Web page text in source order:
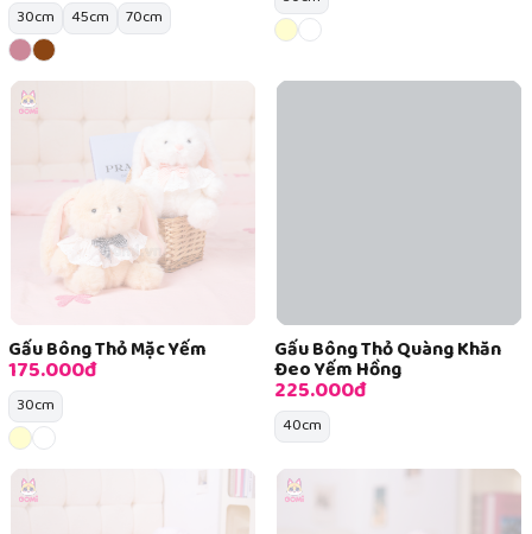
30cm 45cm 70cm
Gấu Bông Thỏ Mặc Yếm
175.000đ
30cm
Gấu Bông Thỏ Quàng Khăn
Đeo Yếm Hồng
225.000đ
40cm